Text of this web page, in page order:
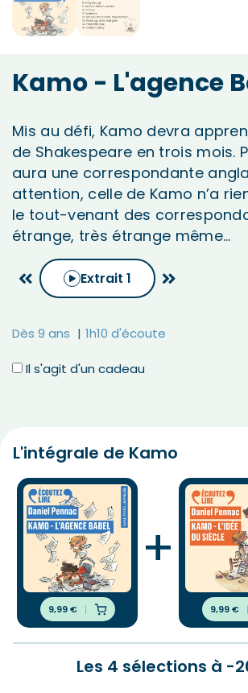
Kamo - L'agence
Mis au défi, Kamo devra
de Shakespeare en trois mois.
aura une correspondante
attention, celle de Kamo n’a
le tout-venant des
étrange, très étrange même…
Extrait 1
Dès 9 ans 1h10 d'écoute
Il s'agit d'un cadeau
L'intégrale de Kamo
9,99€
+
9,99€
Les 4 sélections à -